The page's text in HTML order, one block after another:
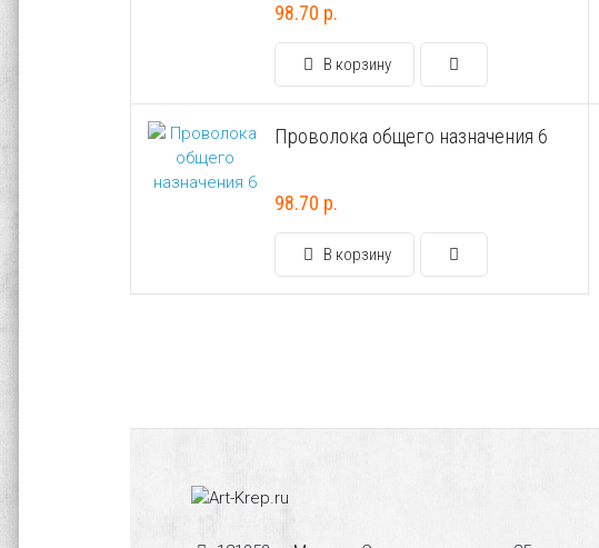
98.70 р.
В корзину
Проволока общего назначения 6
98.70 р.
В корзину